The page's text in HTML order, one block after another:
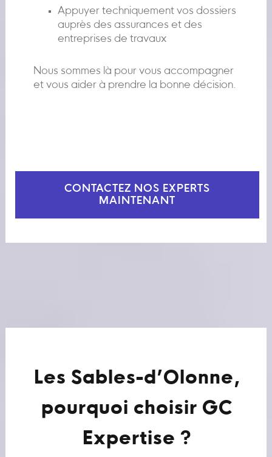
Appuyer techniquement vos dossiers
auprès des assurances et des
entreprises de travaux
Nous sommes là pour vous accompagner
et vous aider à prendre la bonne décision.
CONTACTEZ NOS EXPERTS
MAINTENANT
Les Sables-d’Olonne,
pourquoi choisir GC
Expertise ?